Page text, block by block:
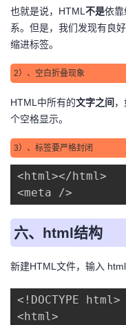
也就是说，HTML 不是依靠
系。但是，我们发现有良
缩进标签。
2）、空白折叠现象
HTML中所有的文字之间
个空格显示。
3）、标签要严格封闭
<html></html>
<meta />
六、html结构
新建HTML文件，输入
<!DOCTYPE html>
<html>